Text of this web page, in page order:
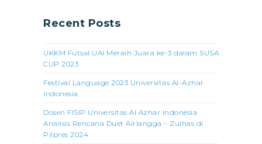
Recent Posts
UKKM Futsal UAI Meraih Juara ke-3 dalam SUSA
CUP 2023
Festival Language 2023 Universitas Al-Azhar
Indonesia
Dosen FISIP Universitas Al Azhar Indonesia
Analisis Rencana Duet Airlangga – Zulhas di
Pilpres 2024